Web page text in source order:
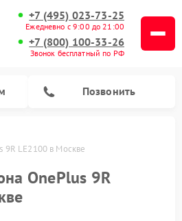
+7 (495) 023-73-25
Ежедневно с 9:00 до 21:00
+7 (800) 100-33-26
Звонок бесплатный по РФ
Позвонить
9R LE2100 в Москве
OnePlus 9R